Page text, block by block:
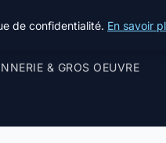
& GROS OEUVRE
de confidentialité. En savoir